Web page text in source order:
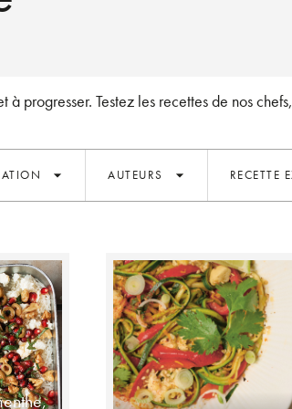
progresser. Testez les recettes de nos
arrow_drop_down AUTEURS arrow_drop_down RECETTE